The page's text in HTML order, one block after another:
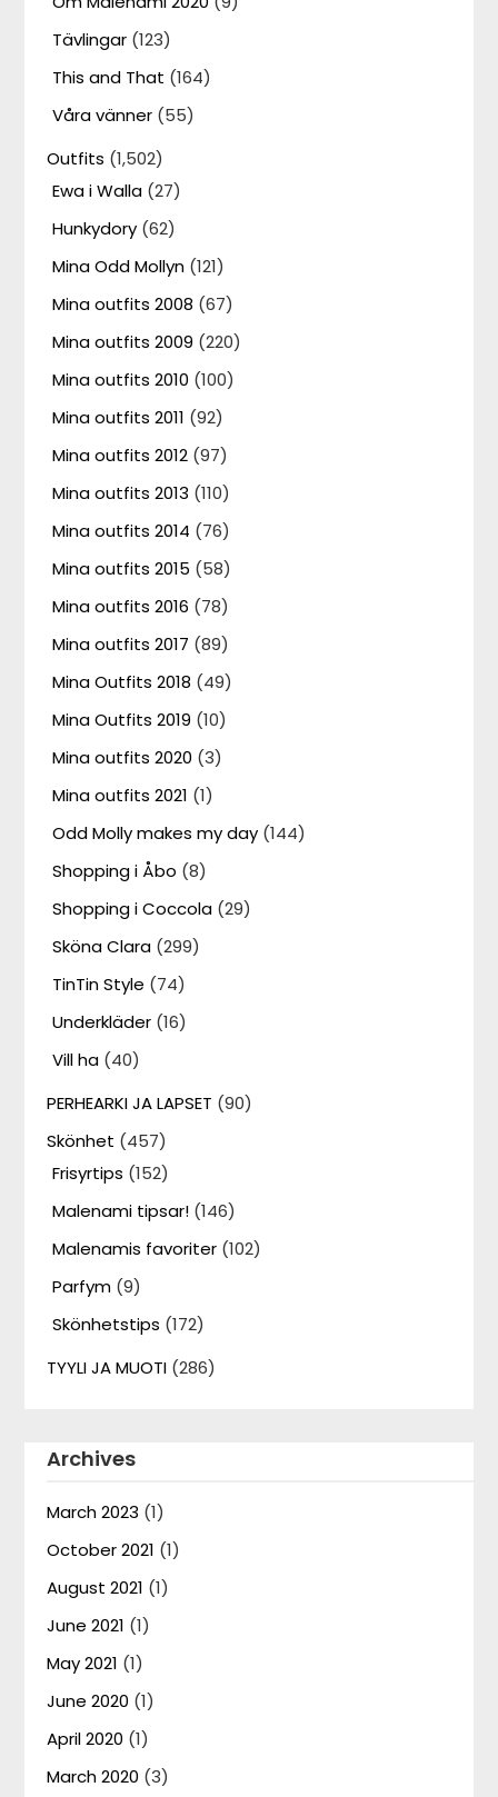
Tävlingar (123)
This and That (164)
Våra vänner (55)
Outfits (1,502)
Ewa i Walla (27)
Hunkydory (62)
Mina Odd Mollyn (121)
Mina outfits 2008 (67)
Mina outfits 2009 (220)
Mina outfits 2010 (100)
Mina outfits 2011 (92)
Mina outfits 2012 (97)
Mina outfits 2013 (110)
Mina outfits 2014 (76)
Mina outfits 2015 (58)
Mina outfits 2016 (78)
Mina outfits 2017 (89)
Mina Outfits 2018 (49)
Mina Outfits 2019 (10)
Mina outfits 2020 (3)
Mina outfits 2021 (1)
Odd Molly makes my day (144)
Shopping i Åbo (8)
Shopping i Coccola (29)
Sköna Clara (299)
TinTin Style (74)
Underkläder (16)
Vill ha (40)
PERHEARKI JA LAPSET (90)
Skönhet (457)
Frisyrtips (152)
Malenami tipsar! (146)
Malenamis favoriter (102)
Parfym (9)
Skönhetstips (172)
TYYLI JA MUOTI (286)
Archives
March 2023 (1)
October 2021 (1)
August 2021 (1)
June 2021 (1)
May 2021 (1)
June 2020 (1)
April 2020 (1)
March 2020 (3)